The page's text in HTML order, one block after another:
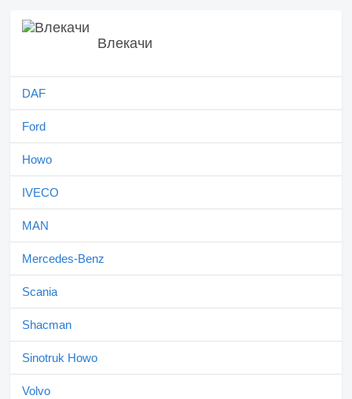
Влекачи
DAF
Ford
Howo
IVECO
MAN
Mercedes-Benz
Scania
Shacman
Sinotruk Howo
Volvo